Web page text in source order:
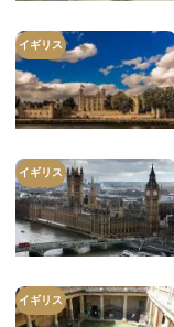
イギリス
イギリス
イギリス